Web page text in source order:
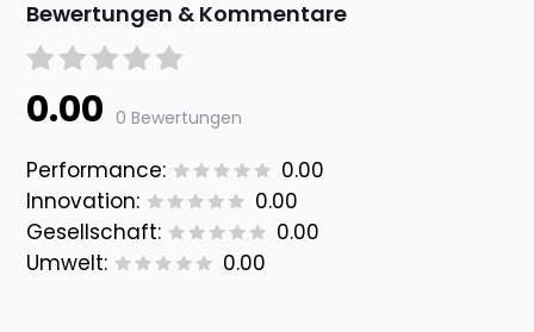
Bewertungen & Kommentare
0.00 0 Bewertungen
Performance:
0.00
Innovation:
0.00
Gesellschaft:
0.00
Umwelt:
0.00